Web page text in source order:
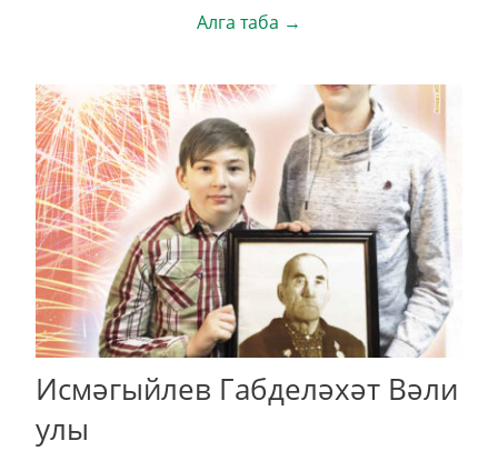
Алга таба →
Исмәгыйлев Габделәхәт Вәли
улы